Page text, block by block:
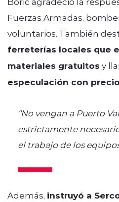
Fuerzas Armadas,
voluntarios. También
ferreterías locales que
materiales gratuitos y
especulación con
“No vengan a Puerto
estrictamente
el trabajo de los
Además, instruyó a